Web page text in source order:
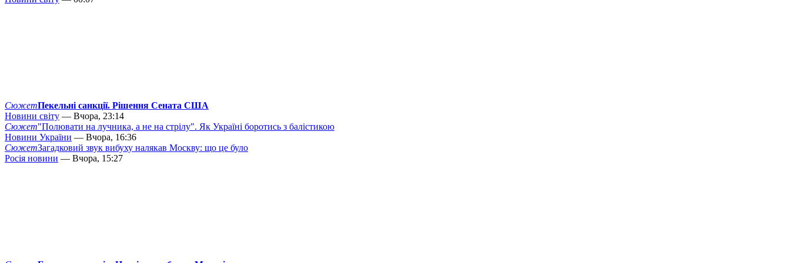
СюжетПекельні санкції. Рішення Сената США
Новини світу — Вчора, 23:14
Сюжет"Полювати на лучника, а не на стрілу". Як Україні боротись з балістикою
Новини України — Вчора, 16:36
СюжетЗагадковий звук вибуху налякав Москву: що це було
Росія новини — Вчора, 15:27